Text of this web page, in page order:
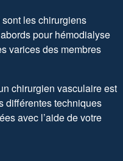
les chirurgiens
pour hémodialyse
varices des membres
chirurgien vasculaire est
différentes techniques
avec l’aide de votre